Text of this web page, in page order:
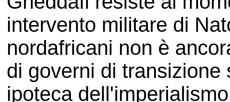
intervento militare di
nordafricani non è
di governi di
ipoteca